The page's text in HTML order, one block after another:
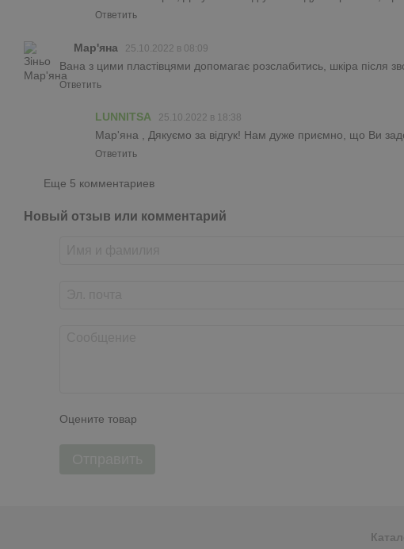
Ответить
Мар'яна 25.10.2022 в 08:09
Вана з цими пластівцями допомагає розслабитись, шкіра після
Ответить
LUNNITSA 25.10.2022 в 18:38
Мар'яна , Дякуємо за відгук! Нам дуже приємно, що Ви
Ответить
Еще 5 комментариев
Новый отзыв или комментарий
Оцените товар